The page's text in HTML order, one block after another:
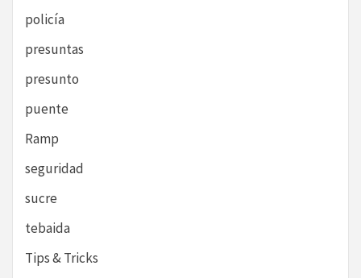
policía
presuntas
presunto
puente
Ramp
seguridad
sucre
tebaida
Tips & Tricks